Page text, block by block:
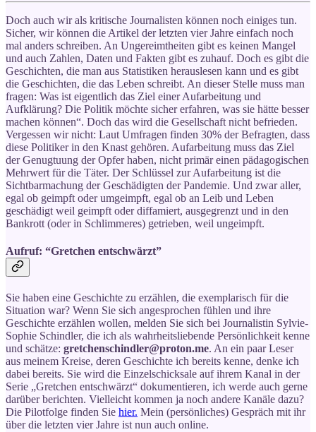
Doch auch wir als kritische Journalisten können noch einiges tun.
Sicher, wir können die Artikel der letzten vier Jahre einfach noch
mal anders schreiben. An Ungereimtheiten gibt es keinen Mangel
und auch Zahlen, Daten und Fakten gibt es zuhauf. Doch es gibt die
Geschichten, die man aus Statistiken herauslesen kann und es gibt
die Geschichten, die das Leben schreibt. An dieser Stelle muss man
fragen: Was ist eigentlich das Ziel einer Aufarbeitung und
Aufklärung? Die Politik möchte sicher erfahren, was sie hätte besser
machen können“. Doch das wird die Gesellschaft nicht befrieden.
Vergessen wir nicht: Laut Umfragen finden 30% der Befragten, dass
diese Politiker in den Knast gehören. Aufarbeitung muss das Ziel
der Genugtuung der Opfer haben, nicht primär einen pädagogischen
Mehrwert für die Täter. Der Schlüssel zur Aufarbeitung ist die
Sichtbarmachung der Geschädigten der Pandemie. Und zwar aller,
egal ob geimpft oder umgeimpft, egal ob an Leib und Leben
geschädigt weil geimpft oder diffamiert, ausgegrenzt und in den
Bankrott (oder in Schlimmeres) getrieben, weil ungeimpft.
Aufruf: “Gretchen entschwärzt”
Sie haben eine Geschichte zu erzählen, die exemplarisch für die
Situation war? Wenn Sie sich angesprochen fühlen und ihre
Geschichte erzählen wollen, melden Sie sich bei Journalistin Sylvie-
Sophie Schindler, die ich als wahrheitsliebende Persönlichkeit kenne
und schätze: gretchenschindler@proton.me. An ein paar Leser
aus meinem Kreise, deren Geschichte ich bereits kenne, denke ich
dabei bereits. Sie wird die Einzelschicksale auf ihrem Kanal in der
Serie „Gretchen entschwärzt“ dokumentieren, ich werde auch gerne
darüber berichten. Vielleicht kommen ja noch andere Kanäle dazu?
Die Pilotfolge finden Sie hier. Mein (persönliches) Gespräch mit ihr
über die letzten vier Jahre ist nun auch online.